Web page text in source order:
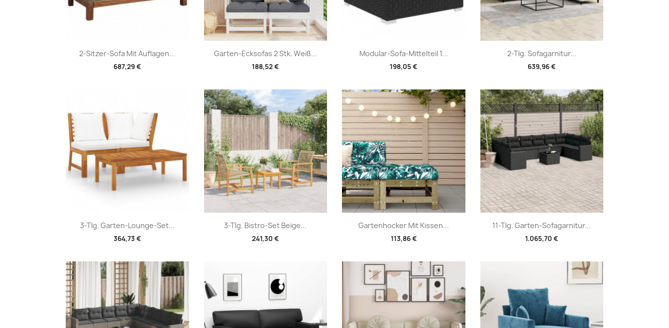
2-Sitzer-Sofa Mit Auflagen...
687,29 €
Vorschau Garten-Ecksofas 2 Stk. Weiß...
188,52 €
Vorschau Modular-Sofa-Mittelteil 1...
198,05 €
Vorschau 2-Tlg. Sofagarnitur...
639,96 €
Vorschau
3-Tlg. Garten-Lounge-Set...
364,73 €
Vorschau 3-Tlg. Bistro-Set Beige...
241,30 €
Vorschau Gartenhocker Mit Kissen...
113,86 €
Vorschau 11-Tlg. Garten-Sofagarnitur...
1.065,70 €
Vorschau